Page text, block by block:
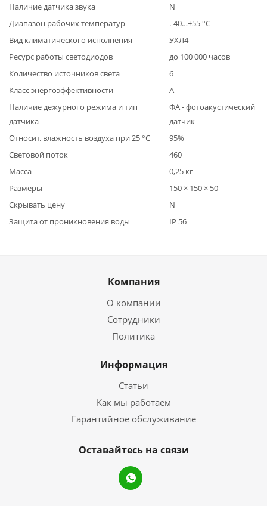
Наличие датчика звука
N
Диапазон рабочих температур
.-40…+55 °С
Вид климатического исполнения
УХЛ4
Ресурс работы светодиодов
до 100 000 часов
Количество источников света
6
Класс энергоэффективности
А
Наличие дежурного режима и тип
датчика
ФА - фотоакустический
датчик
Относит. влажность воздуха при 25 °С
95%
Световой поток
460
Масса
0,25 кг
Размеры
150 × 150 × 50
Скрывать цену
N
Защита от проникновения воды
IP 56
Компания
О компании
Сотрудники
Политика
Информация
Статьи
Как мы работаем
Гарантийное обслуживание
Оставайтесь на связи